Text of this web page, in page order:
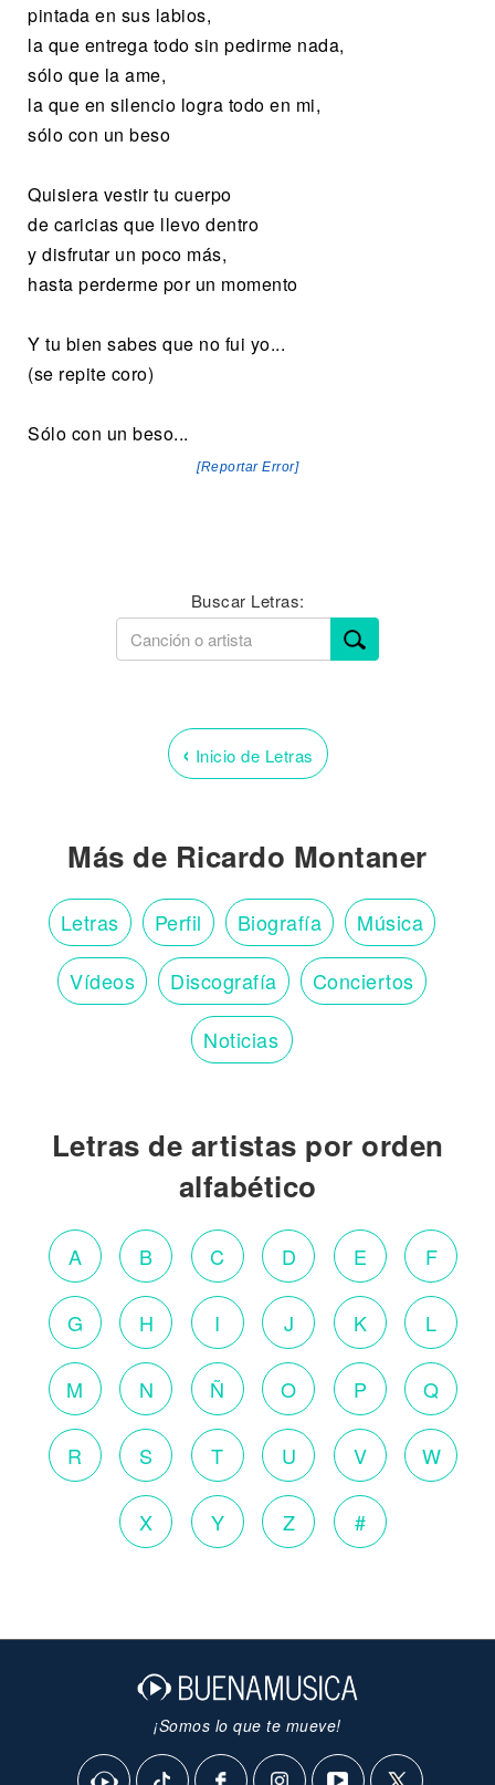
pintada en sus labios,
la que entrega todo sin pedirme nada,
sólo que la ame,
la que en silencio logra todo en mi,
sólo con un beso
Quisiera vestir tu cuerpo
de caricias que llevo dentro
y disfrutar un poco más,
hasta perderme por un momento
Y tu bien sabes que no fui yo...
(se repite coro)
Sólo con un beso...
[Reportar Error]
Buscar Letras:
‹ Inicio de Letras
Más de Ricardo Montaner
Letras Perfil Biografía Música
Vídeos Discografía Conciertos
Noticias
Letras de artistas por orden
alfabético
A B C D E F
G H I J K L
M N Ñ O P Q
R S T U V W
X Y Z #
¡Somos lo que te mueve!